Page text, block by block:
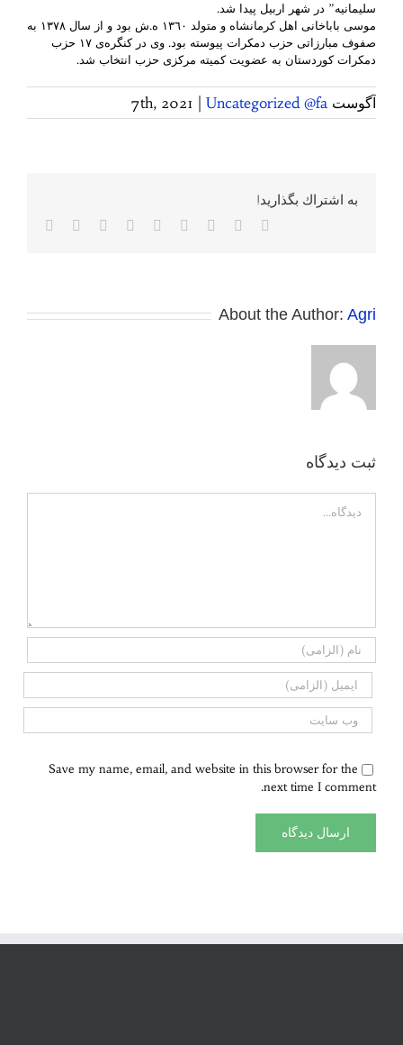
سلیمانیە” در شهر اربیل پیدا شد.
موسی باباخانی اهل کرمانشاه و متولد ١٣٦٠ ه.ش بود و از سال ١٣٧٨ بە
صفوف مبارزاتی حزب دمکرات پیوستە بود. وی در کنگرەی ١٧ حزب
دمکرات کوردستان بە عضویت کمیتە مرکزی حزب انتخاب شد.
آگوست 7th, 2021 Uncategorized @fa
به اشتراك بگذاريد!
Facebook
Twitter
Reddit
LinkedIn
WhatsApp
Tumblr
Pinterest
About the Author: Agri
ثبت ديدگاه
Save my name, email, and website in this browser for the
next time I comment.